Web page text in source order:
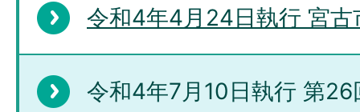
令和4年4月24日執行 宮古
令和4年7月10日執行 第